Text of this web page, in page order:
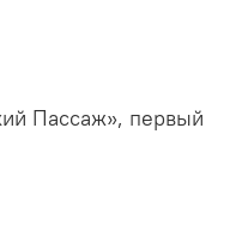
Пассаж», первый